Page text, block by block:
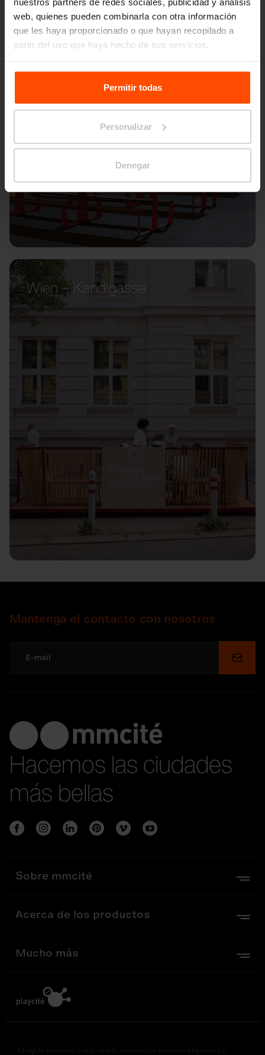
web, quienes pueden combinarla con otra información
que les haya proporcionado o que hayan recopilado a
partir del uso que haya hecho de sus servicios.
Para más información, visitePrinciples Relating to the
Processing Personal Data.Permitir todas
Personalizar
Denegar
Wien – Kandlgasse
Mantenga el contacto con nosotros
Enviar
Hacemos las ciudades
más bellas
Sobre mmcité
Acerca de los productos
Mucho más